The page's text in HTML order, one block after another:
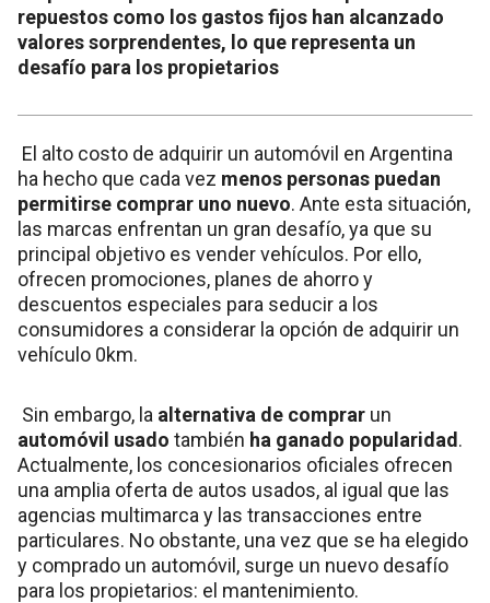
repuestos como los gastos fijos han alcanzado
valores sorprendentes, lo que representa un
desafío para los propietarios
El alto costo de adquirir un automóvil en Argentina
ha hecho que cada vez menos personas puedan
permitirse comprar uno nuevo. Ante esta situación,
las marcas enfrentan un gran desafío, ya que su
principal objetivo es vender vehículos. Por ello,
ofrecen promociones, planes de ahorro y
descuentos especiales para seducir a los
consumidores a considerar la opción de adquirir un
vehículo 0km.
Sin embargo, la alternativa de comprar un
automóvil usado también ha ganado popularidad.
Actualmente, los concesionarios oficiales ofrecen
una amplia oferta de autos usados, al igual que las
agencias multimarca y las transacciones entre
particulares. No obstante, una vez que se ha elegido
y comprado un automóvil, surge un nuevo desafío
para los propietarios: el mantenimiento.